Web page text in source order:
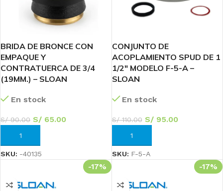
BRIDA DE BRONCE CON
EMPAQUE Y
CONTRATUERCA DE 3/4
(19MM.) – SLOAN
En stock
S/90.00 S/ 65.00
AÑADIR AL CARRITO
SKU: -‎40135
CONJUNTO DE
ACOPLAMIENTO SPUD DE 1
1/2″ MODELO F-5-A –
SLOAN
En stock
S/110.00 S/95.00
AÑADIR AL CARRITO
SKU: F-5-A
-17% -17%